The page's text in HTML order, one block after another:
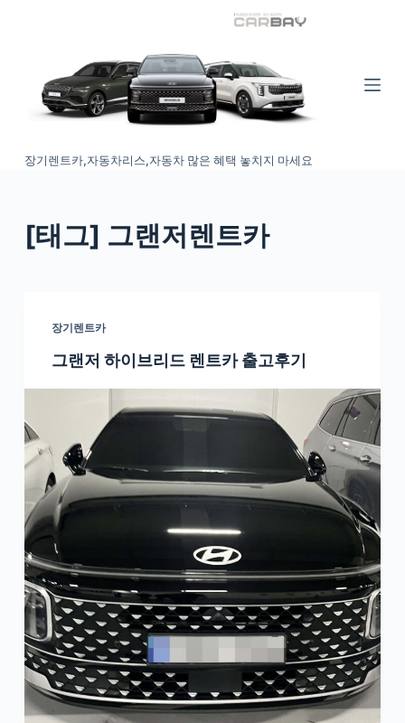
c장기렌트카,자동차리스,자동차 많은 혜택 놓치지 마세요
[태그] 그랜저렌트카
장기렌트카
그랜저 하이브리드 렌트카 출고후기